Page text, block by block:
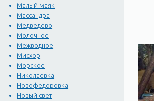
Малый маяк
Массандра
Медведево
Молочное
Межводное
Мисхор
Морское
Николаевка
Новофедоровка
Новый свет